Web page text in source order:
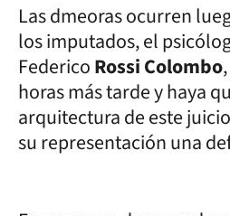
Las dmeoras ocurren
los imputados, el
FedericoRossi Colombo
horas más tarde y haya
arquitectura de este
su representación una